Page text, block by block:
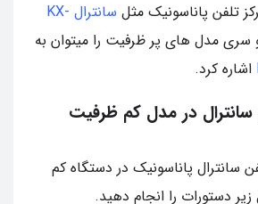
تلفن پاناسونیک مثل
سانترال KX-
و سری مدل های پر ظرفیت را میتوان به
اشاره کرد.
در مدل کم ظرفیت
سانترال پاناسونیک در دستگاه کم
دستورات را انجام دهید.